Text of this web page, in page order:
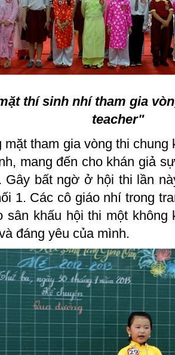
thí sinh nhí tham gia
teacher"
tham gia vòng thi chung
mang đến cho khán giả
Gây bất ngờ ở hội thi lần
1. Các cô giáo nhí trong
sân khấu hội thi một
đáng yêu của mình.